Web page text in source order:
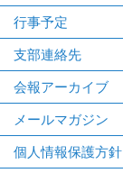
行事予定
支部連絡先
会報アーカイブ
メールマガジン
個人情報保護方針